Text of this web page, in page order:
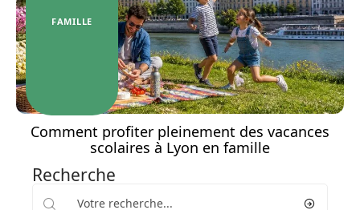
FAMILLE
Comment profiter pleinement des vacances
scolaires à Lyon en famille
Recherche